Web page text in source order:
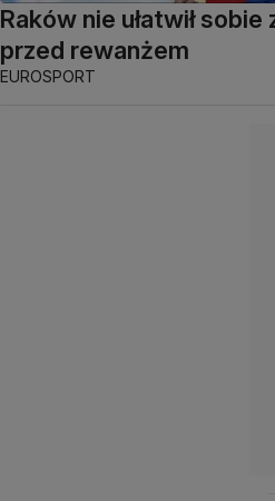
Raków nie ułatwił sobie
przed rewanżem
EUROSPORT